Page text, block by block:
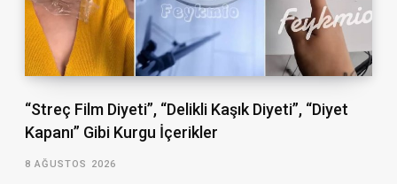
“Streç Film Diyeti”, “Delikli Kaşık Diyeti”, “Diyet
Kapanı” Gibi Kurgu İçerikler
8 AĞUSTOS 2026